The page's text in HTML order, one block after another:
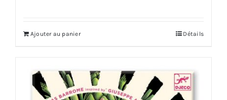
Ajouter au panier Détails